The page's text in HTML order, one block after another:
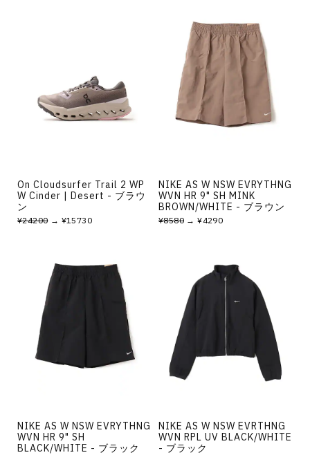
On Cloudsurfer Trail 2 WP
W Cinder | Desert - ブラウ
ン
¥24200→ ¥15730
NIKE AS W NSW EVRYTHNG
WVN HR 9" SH MINK
BROWN/WHITE - ブラウン
¥8580 → ¥4290
NIKE AS W NSW EVRYTHNG
WVN HR 9" SH
BLACK/WHITE - ブラック
NIKE AS W NSW EVRTHNG
WVN RPL UV BLACK/WHITE
- ブラック